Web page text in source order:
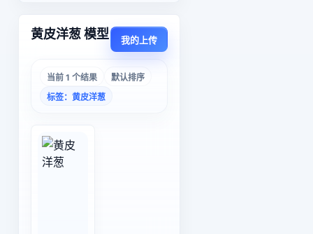
黄皮洋葱 模型 我的上传
当前 1 个结果
默认排序
标签：黄皮洋葱